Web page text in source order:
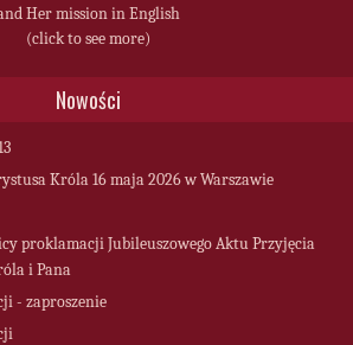
Her mission in English
(click to see more)
Nowości
Króla 16 maja 2026 w Warszawie
proklamacji Jubileuszowego Aktu Przyjęcia
i Pana
- zaproszenie